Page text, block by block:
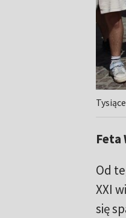
Feta
Od
XXI
się